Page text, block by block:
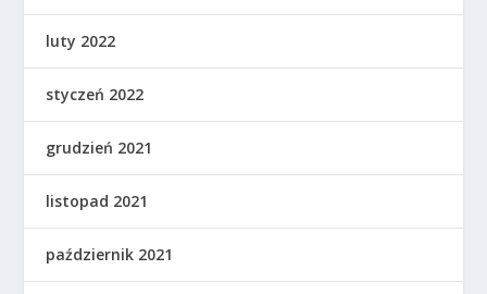
luty 2022
styczeń 2022
grudzień 2021
listopad 2021
październik 2021